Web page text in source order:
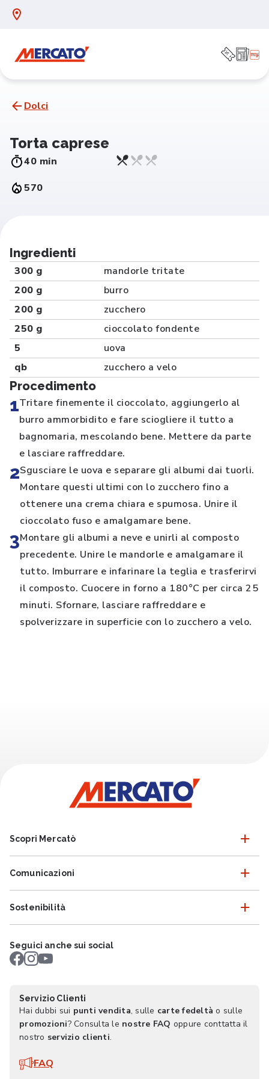
Dolci
Torta caprese
40 min
570
Ingredienti
300 g
mandorle tritate
200 g
burro
200 g
zucchero
250 g
cioccolato fondente
5
uova
qb
zucchero a velo
Procedimento
1Tritare finemente il cioccolato, aggiungerlo al
burro ammorbidito e fare sciogliere il tutto a
bagnomaria, mescolando bene. Mettere da parte
e lasciare raffreddare.
2Sgusciare le uova e separare gli albumi dai tuorli.
Montare questi ultimi con lo zucchero fino a
ottenere una crema chiara e spumosa. Unire il
cioccolato fuso e amalgamare bene.
3Montare gli albumi a neve e unirli al composto
precedente. Unire le mandorle e amalgamare il
tutto. Imburrare e infarinare la teglia e trasferirvi
il composto. Cuocere in forno a 180°C per circa 25
minuti. Sfornare, lasciare raffreddare e
spolverizzare in superficie con lo zucchero a velo.
Scopri Mercatò
Comunicazioni
Sostenibilità
Seguici anche sui social
Servizio Clienti
Hai dubbi sui punti vendita, sulle carte fedeltà o sulle
promozioni? Consulta le nostre FAQ oppure conttatta il
nostro servizio clienti.
FAQ